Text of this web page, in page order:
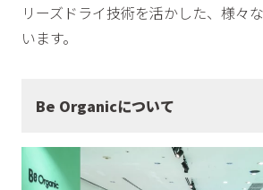
リーズドライ技術を活かした、様々
います。
Be Organicについて